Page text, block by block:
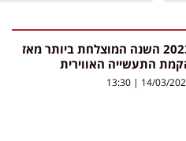
2023 השנה המוצלחת ביותר מאז
התעשייה האווירית
14/03/